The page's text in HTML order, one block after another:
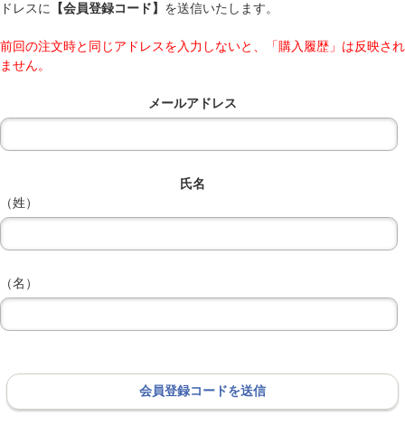
ドレスに
【会員登録コード】 を送信いたします。
前回の注文時と同じアドレスを入力しないと、「購入履歴」は反映され
ません。
メールアドレス
氏名
（姓）
（名）